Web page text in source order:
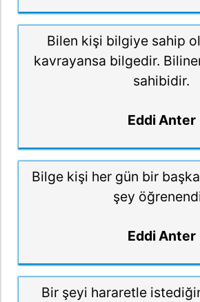
Bilen kişi bilgiye sahip
kavrayansa bilgedir.
sahibidir.
Eddi Anter
Bilge kişi her gün bir
şey
Eddi Anter
Bir şeyi hararetle